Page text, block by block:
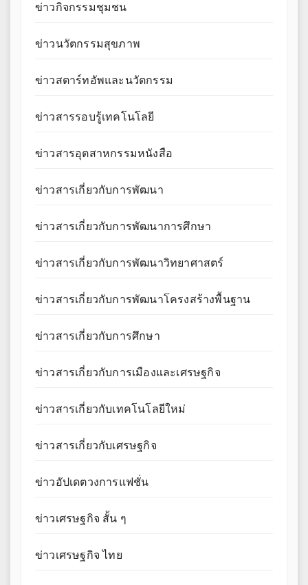
ข่าวกิจกรรมชุมชน
ข่าวนวัตกรรมสุขภาพ
ข่าวสตาร์ทอัพและนวัตกรรม
ข่าวสารรอบรู้เทคโนโลยี
ข่าวสารอุตสาหกรรมหนังสือ
ข่าวสารเกี่ยวกับการพัฒนา
ข่าวสารเกี่ยวกับการพัฒนาการศึกษา
ข่าวสารเกี่ยวกับการพัฒนาวิทยาศาสตร์
ข่าวสารเกี่ยวกับการพัฒนาโครงสร้างพื้นฐาน
ข่าวสารเกี่ยวกับการศึกษา
ข่าวสารเกี่ยวกับการเมืองและเศรษฐกิจ
ข่าวสารเกี่ยวกับเทคโนโลยีใหม่
ข่าวสารเกี่ยวกับเศรษฐกิจ
ข่าวอัปเดตวงการแฟชั่น
ข่าวเศรษฐกิจ สั้น ๆ
ข่าวเศรษฐกิจ ไทย